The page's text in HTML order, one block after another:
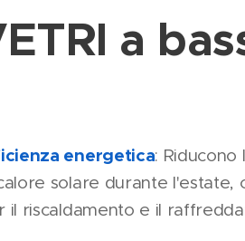
a
energetica:
solare durante l'estate,
il riscaldamento e il